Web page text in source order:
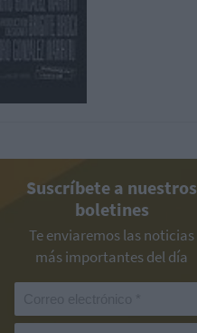
Suscríbete a nuestros
boletines
Te enviaremos las noticias
más importantes del día